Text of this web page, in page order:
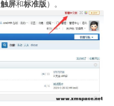
触屏和标准版）。